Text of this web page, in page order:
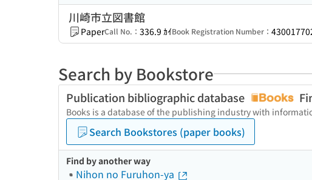
川崎市立図書館
PaperCall No.： 336.9 ｶｲBook Registration Number：
Search by Bookstore
Publication bibliographic database
Books is a database of the publishing industry with
Search Bookstores (paper books)
Find by another way
Nihon no Furuhon-ya